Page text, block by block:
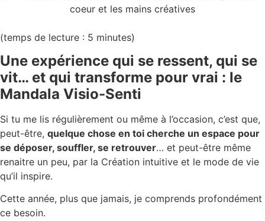
(temps de lecture : 5 minutes)
Une expérience qui se ressent, qui se
vit… et qui transforme pour vrai : le
Mandala Visio-Senti
Si tu me lis régulièrement ou même à l’occasion, c’est que,
peut-être, quelque chose en toi cherche un espace pour
se déposer, souffler, se retrouver… et peut-être même
renaitre un peu, par la Création intuitive et le mode de vie
qu’il inspire.
Cette année, plus que jamais, je comprends profondément
ce besoin.